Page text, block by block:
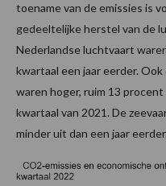
toename van de emissies is
gedeeltelijke herstel van de
Nederlandse luchtvaart
kwartaal een jaar eerder.
waren hoger, ruim 13
kwartaal van 2021. De
minder uit dan een jaar eerder.